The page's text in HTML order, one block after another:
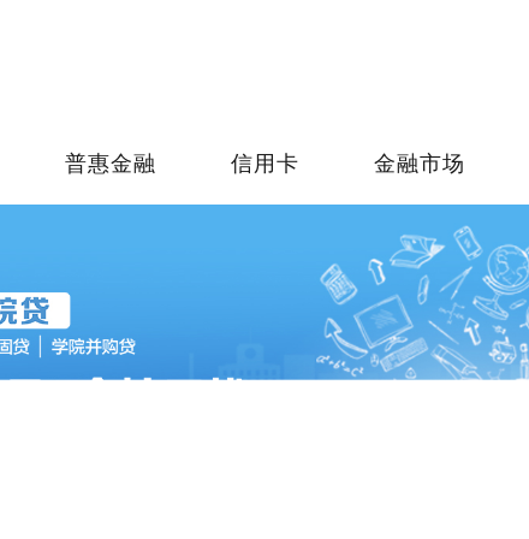
普惠金融 信用卡 金融市场